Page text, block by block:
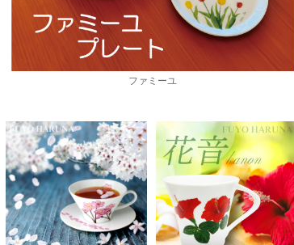
ファミーユ